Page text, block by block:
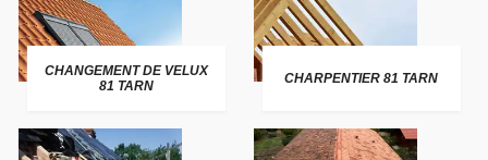
CHANGEMENT DE VELUX
81 TARN
CHARPENTIER 81 TARN